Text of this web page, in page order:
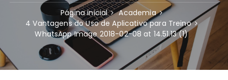
Página inicial
Academia
4 Vantagens do Uso de Aplicativo para Treino
WhatsApp Image 2018-02-08 at 14.51.13 (1)